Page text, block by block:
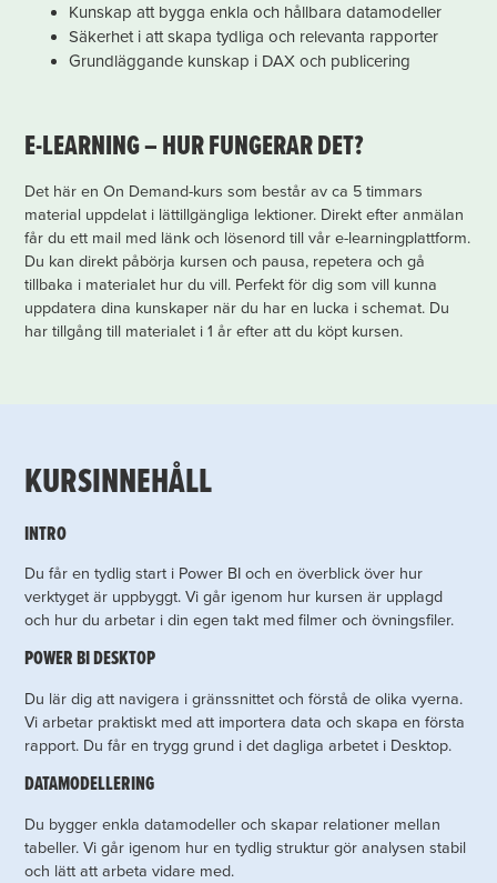
Kunskap att bygga enkla och hållbara datamodeller
Säkerhet i att skapa tydliga och relevanta rapporter
Grundläggande kunskap i DAX och publicering
E-LEARNING – HUR FUNGERAR DET?
Det här en On Demand-kurs som består av ca 5 timmars
material uppdelat i lättillgängliga lektioner. Direkt efter anmälan
får du ett mail med länk och lösenord till vår e-learningplattform.
Du kan direkt påbörja kursen och pausa, repetera och gå
tillbaka i materialet hur du vill. Perfekt för dig som vill kunna
uppdatera dina kunskaper när du har en lucka i schemat. Du
har tillgång till materialet i 1 år efter att du köpt kursen.
KURSINNEHÅLL
INTRO
Du får en tydlig start i Power BI och en överblick över hur
verktyget är uppbyggt. Vi går igenom hur kursen är upplagd
och hur du arbetar i din egen takt med filmer och övningsfiler.
POWER BI DESKTOP
Du lär dig att navigera i gränssnittet och förstå de olika vyerna.
Vi arbetar praktiskt med att importera data och skapa en första
rapport. Du får en trygg grund i det dagliga arbetet i Desktop.
DATAMODELLERING
Du bygger enkla datamodeller och skapar relationer mellan
tabeller. Vi går igenom hur en tydlig struktur gör analysen stabil
och lätt att arbeta vidare med.